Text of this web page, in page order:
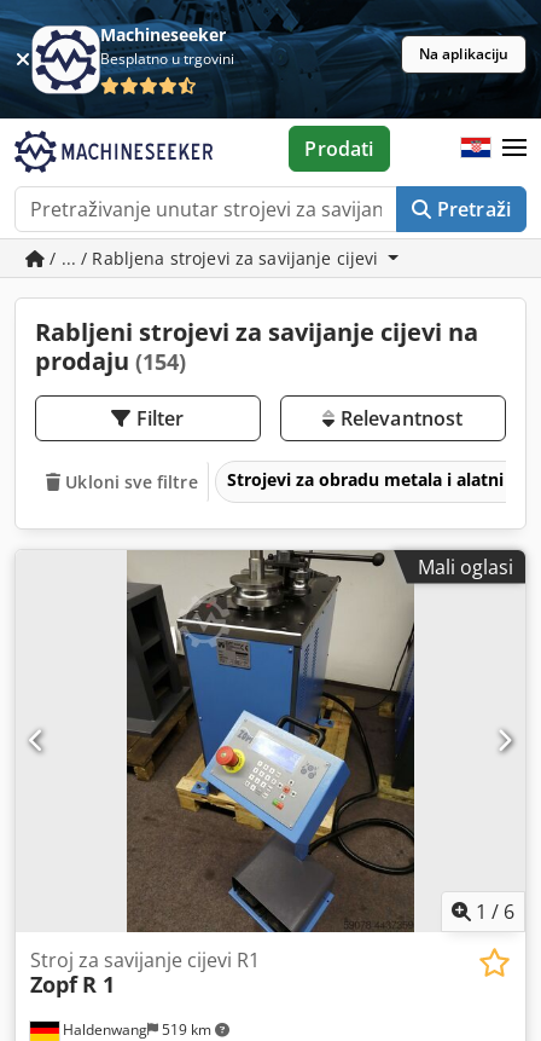
Machineseeker
Besplatno u trgovini Na aplikaciju
Pretraži
Prodati
/ ... / Rabljena strojevi za savijanje cijevi
Rabljeni strojevi za savijanje cijevi na
prodaju (154)
Filter Relevantnost
Ukloni sve filtre Strojevi za obradu metala i alatni
Mali oglasi
1 / 6
Haldenwang 519 km
Stroj za savijanje cijevi R1
Zopf R 1